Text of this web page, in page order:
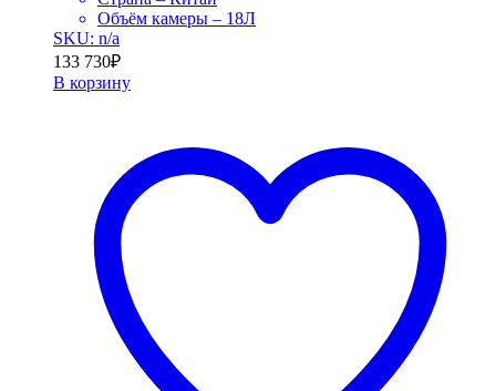
Объём камеры – 18Л
SKU: n/a
133 730₽
В корзину